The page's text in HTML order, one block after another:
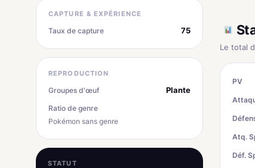
CAPTURE & EXPÉRIENCE
Taux de capture 75
REPRODUCTION
Groupes d'œuf Plante
Ratio de genre
Pokémon sans genre
STATUT
Le total
PV
Atq.
Déf.